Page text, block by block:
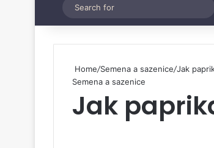
Switch skin
Home/Semena a sazenice/Jak
Semena a sazenice
Jak